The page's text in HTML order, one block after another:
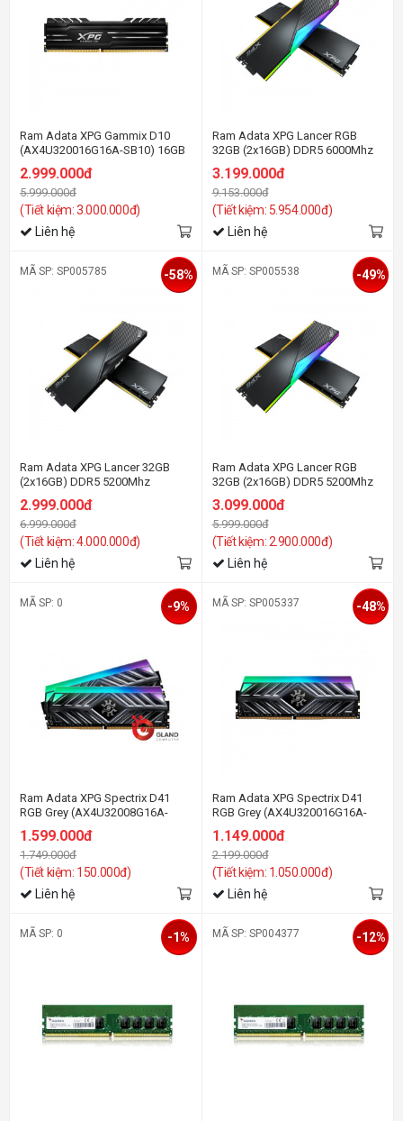
Ram Adata XPG Gammix D10
(AX4U320016G16A-SB10) 16GB
(1x16GB) DDR4 3200Mhz
2.999.000đ
5.999.000đ
(Tiết kiệm: 3.000.000đ)
Liên hệ
Ram Adata XPG Lancer RGB
32GB (2x16GB) DDR5 6000Mhz
3.199.000đ
9.153.000đ
(Tiết kiệm: 5.954.000đ)
Liên hệ
MÃ SP: SP005785
Ram Adata XPG Lancer 32GB
(2x16GB) DDR5 5200Mhz
2.999.000đ
6.999.000đ
(Tiết kiệm: 4.000.000đ)
-58%
Liên hệ
MÃ SP: SP005538
Ram Adata XPG Lancer RGB
32GB (2x16GB) DDR5 5200Mhz
3.099.000đ
5.999.000đ
(Tiết kiệm: 2.900.000đ)
-49%
Liên hệ
MÃ SP: 0
Ram Adata XPG Spectrix D41
RGB Grey (AX4U32008G16A-
DT41) 16GB (2x8GB) DDR4
3200Mhz
1.599.000đ
1.749.000đ
(Tiết kiệm: 150.000đ)
-9%
Liên hệ
MÃ SP: SP005337
Ram Adata XPG Spectrix D41
RGB Grey (AX4U320016G16A-
ST41) 16GB (1x16GB) DDR4
3200Mhz
1.149.000đ
2.199.000đ
(Tiết kiệm: 1.050.000đ)
-48%
Liên hệ
MÃ SP: 0 -1% MÃ SP: SP004377 -12%